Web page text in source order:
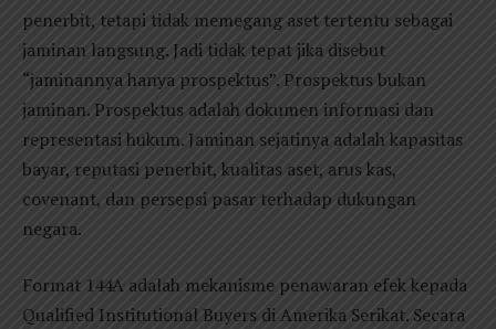
penerbit, tetapi tidak memegang aset tertentu sebagai
jaminan langsung. Jadi tidak tepat jika disebut
“jaminannya hanya prospektus”. Prospektus bukan
jaminan. Prospektus adalah dokumen informasi dan
representasi hukum. Jaminan sejatinya adalah kapasitas
bayar, reputasi penerbit, kualitas aset, arus kas,
covenant, dan persepsi pasar terhadap dukungan
negara.
Format 144A adalah mekanisme penawaran efek kepada
Qualified Institutional Buyers di Amerika Serikat. Secara